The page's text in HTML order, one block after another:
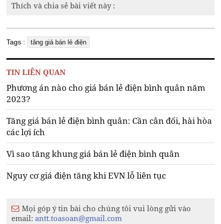
Thích và chia sẻ bài viết này :
Tags : tăng giá bán lẻ điện
TIN LIÊN QUAN
Phương án nào cho giá bán lẻ điện bình quân năm
2023?
Tăng giá bán lẻ điện bình quân: Cần cân đối, hài hòa
các lợi ích
Vì sao tăng khung giá bán lẻ điện bình quân
Nguy cơ giá điện tăng khi EVN lỗ liên tục
Mọi góp ý tin bài cho chúng tôi vui lòng gửi vào
email:antt.toasoan@gmail.com